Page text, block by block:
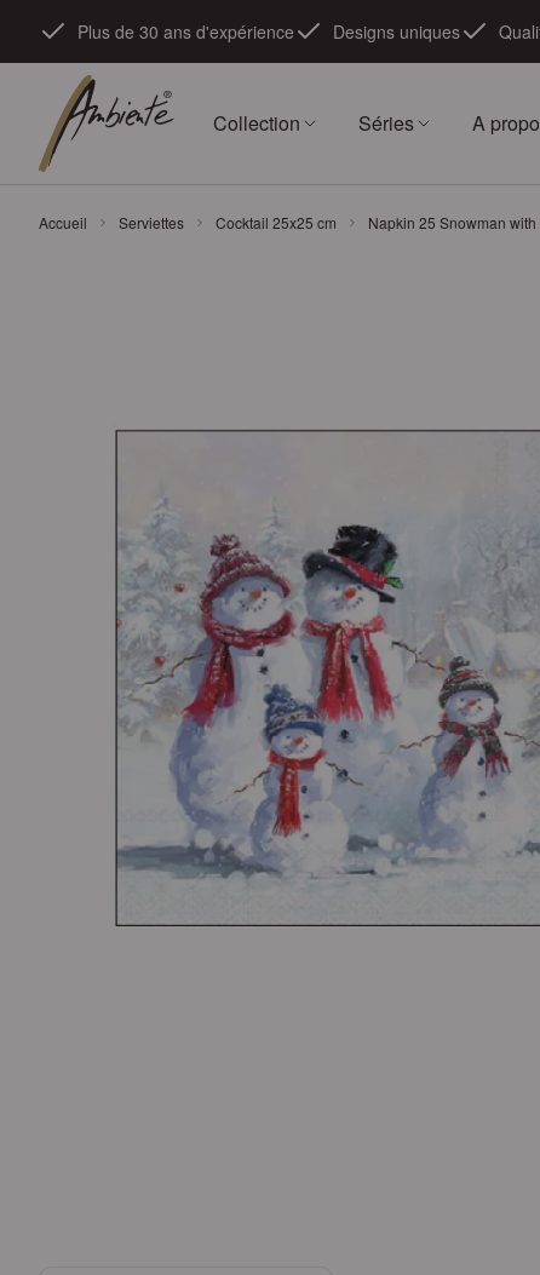
Plus de 30 ans d'expérience Designs uniques
Collection Séries A
Accueil Serviettes Cocktail 25x25 cm Napkin 25 Snowman